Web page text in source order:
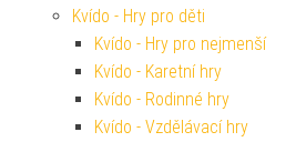
Kvído - Hry pro děti
Kvído - Hry pro nejmenší
Kvído - Karetní hry
Kvído - Rodinné hry
Kvído - Vzdělávací hry